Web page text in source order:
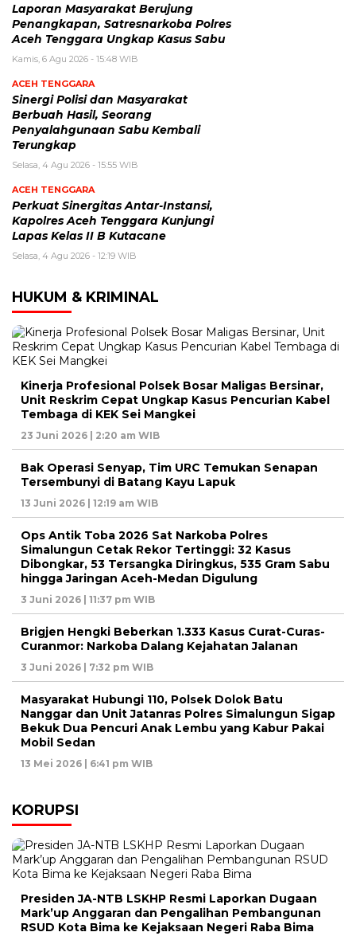
Laporan Masyarakat Berujung
Penangkapan, Satresnarkoba Polres
Aceh Tenggara Ungkap Kasus Sabu
Kamis, 6 Agu 2026 - 15:48 WIB
ACEH TENGGARA
Sinergi Polisi dan Masyarakat
Berbuah Hasil, Seorang
Penyalahgunaan Sabu Kembali
Terungkap
Selasa, 4 Agu 2026 - 15:55 WIB
ACEH TENGGARA
Perkuat Sinergitas Antar-Instansi,
Kapolres Aceh Tenggara Kunjungi
Lapas Kelas II B Kutacane
Selasa, 4 Agu 2026 - 12:19 WIB
HUKUM & KRIMINAL
Kinerja Profesional Polsek Bosar Maligas Bersinar,
Unit Reskrim Cepat Ungkap Kasus Pencurian Kabel
Tembaga di KEK Sei Mangkei
23 Juni 2026 | 2:20 am WIB
Bak Operasi Senyap, Tim URC Temukan Senapan
Tersembunyi di Batang Kayu Lapuk
13 Juni 2026 | 12:19 am WIB
Ops Antik Toba 2026 Sat Narkoba Polres
Simalungun Cetak Rekor Tertinggi: 32 Kasus
Dibongkar, 53 Tersangka Diringkus, 535 Gram Sabu
hingga Jaringan Aceh-Medan Digulung
3 Juni 2026 | 11:37 pm WIB
Brigjen Hengki Beberkan 1.333 Kasus Curat-Curas-
Curanmor: Narkoba Dalang Kejahatan Jalanan
3 Juni 2026 | 7:32 pm WIB
Masyarakat Hubungi 110, Polsek Dolok Batu
Nanggar dan Unit Jatanras Polres Simalungun Sigap
Bekuk Dua Pencuri Anak Lembu yang Kabur Pakai
Mobil Sedan
13 Mei 2026 | 6:41 pm WIB
KORUPSI
Presiden JA-NTB LSKHP Resmi Laporkan Dugaan
Mark’up Anggaran dan Pengalihan Pembangunan
RSUD Kota Bima ke Kejaksaan Negeri Raba Bima